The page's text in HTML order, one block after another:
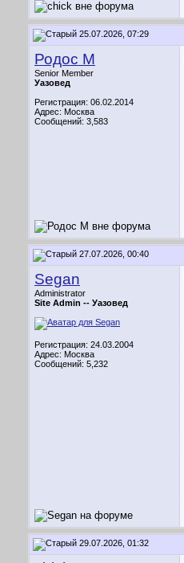
25.07.2026, 07:29
Родос М
Senior Member
Уазовед
Регистрация: 06.02.2014
Адрес: Москва
Сообщений: 3,583
27.07.2026, 00:40
Segan
Administrator
Site Admin -- Уазовед
Регистрация: 24.03.2004
Адрес: Москва
Сообщений: 5,232
29.07.2026, 01:32